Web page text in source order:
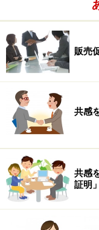
それではどのよう
ここでは例として
る」というサービ
みます。
最悪なのが、つか
手にすべてを委ね
のオーナーが常に
ているわけではあ
ませるような難し
さそうな話だな
販売
共感
共感
証明」